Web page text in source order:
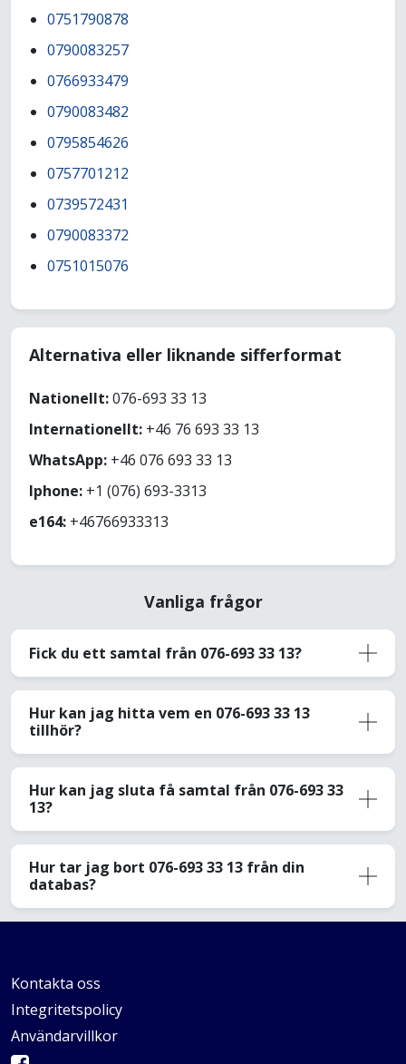
0751790878
0790083257
0766933479
0790083482
0795854626
0757701212
0739572431
0790083372
0751015076
Alternativa eller liknande sifferformat
Nationellt:076-693 33 13
Internationellt: +46 76 693 33 13
WhatsApp: +46 076 693 33 13
Iphone: +1 (076) 693-3313
e164: +46766933313
Vanliga frågor
Fick du ett samtal från 076-693 33 13?
Hur kan jag hitta vem en 076-693 33 13
tillhör?
Hur kan jag sluta få samtal från 076-693 33
13?
Hur tar jag bort 076-693 33 13 från din
databas?
Kontakta oss
Integritetspolicy
Användarvillkor